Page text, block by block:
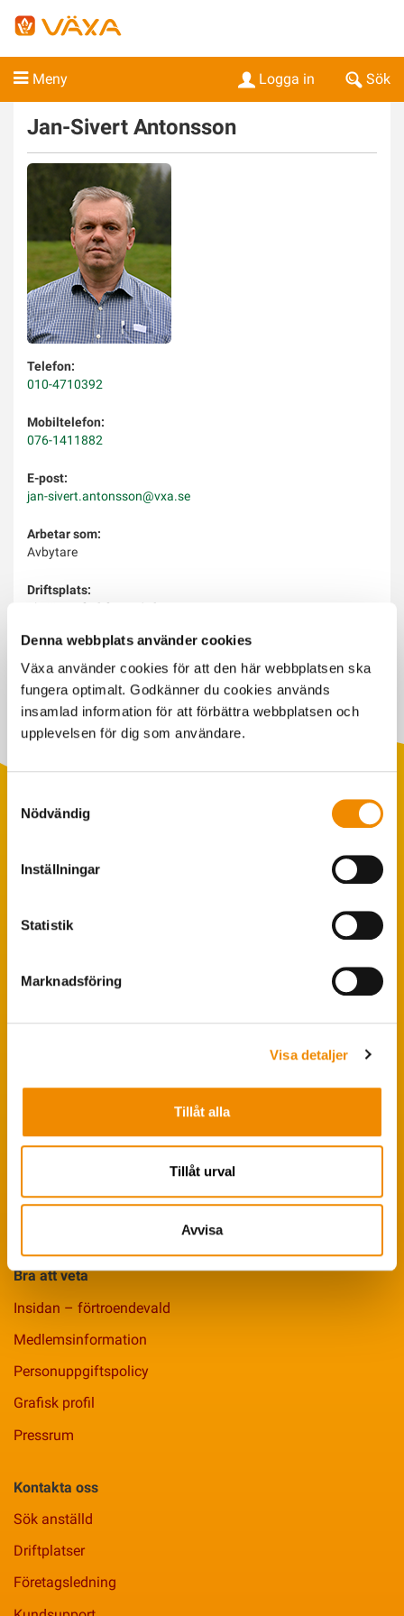
Denna webbplats använder cookies
Växa använder cookies för att den här webbplatsen ska
fungera optimalt. Godkänner du cookies används
insamlad information för att förbättra webbplatsen och
upplevelsen för dig som användare.
Nödvändig
Inställningar
Statistik
Marknadsföring
Visa detaljer
Tillåt alla
Tillåt urval
Avvisa
Meny Sök
Logga in
Jan-Sivert Antonsson
Telefon:
010-4710392
Mobiltelefon:
076-1411882
E-post:
jan-sivert.antonsson@vxa.se
Arbetar som:
Avbytare
Driftsplats:
Eksjö, utgår från Bodafors
Arbetar med:
Avbytarservice
Avbytarservice
Kokontrollen
Ledarpraktikan
Bra att veta
Insidan – förtroendevald
Medlemsinformation
Personuppgiftspolicy
Grafisk profil
Pressrum
Kontakta oss
Sök anställd
Driftplatser
Företagsledning